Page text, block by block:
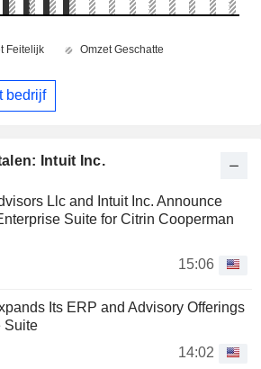
Intuit Inc.
Llc and Intuit Inc. Announce
Suite for Citrin Cooperman
15:06
Its ERP and Advisory Offerings
Suite
14:02
bedrijf